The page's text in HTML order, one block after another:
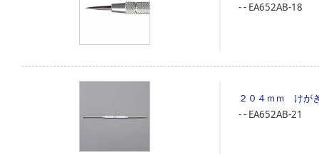
‐‐ EA652AB-18
２０４ｍｍ けが
‐‐ EA652AB-21